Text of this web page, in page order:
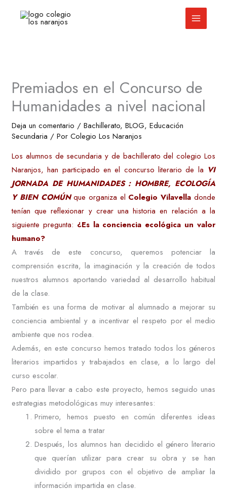
Premiados en el Concurso de
Humanidades a nivel nacional
Deja un comentario /Bachillerato,BLOG,Educación
Secundaria / PorColegio Los Naranjos
Los alumnos de secundaria y de bachillerato del colegio Los
Naranjos, han participado en el concurso literario de la VI
JORNADA DE HUMANIDADES : HOMBRE, ECOLOGÍA
Y BIEN COMÚNque organiza el Colegio Vilavella donde
tenían que reflexionar y crear una historia en relación a la
siguiente pregunta: ¿Es la conciencia ecológica un valor
humano?
A través de este concurso, queremos potenciar la
comprensión escrita, la imaginación y la creación de todos
nuestros alumnos aportando variedad al desarrollo habitual
de la clase.
También es una forma de motivar al alumnado a mejorar su
conciencia ambiental y a incentivar el respeto por el medio
ambiente que nos rodea.
Además, en este concurso hemos tratado todos los géneros
literarios impartidos y trabajados en clase, a lo largo del
curso escolar.
Pero para llevar a cabo este proyecto, hemos seguido unas
estrategias metodológicas muy interesantes:
Primero, hemos puesto en común diferentes ideas
sobre el tema a tratar
Después, los alumnos han decidido el género literario
que querían utilizar para crear su obra y se han
dividido por grupos con el objetivo de ampliar la
información impartida en clase.